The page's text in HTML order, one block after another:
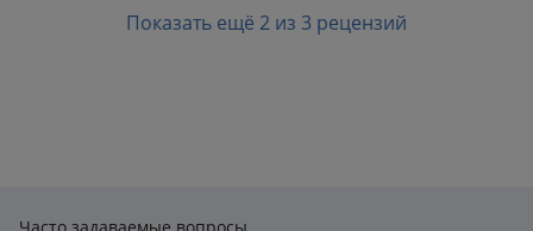
Горячий пилот не смог не покорить Элен Романофф.
И они провели восхитительно время. Но для меня
Показать ещё 2 из 3 рецензий